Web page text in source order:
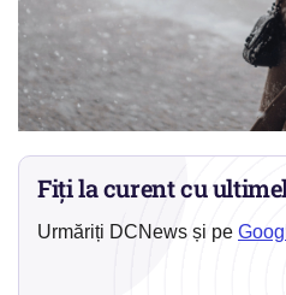
Fiți la curent cu
Urmăriți DCNews și pe